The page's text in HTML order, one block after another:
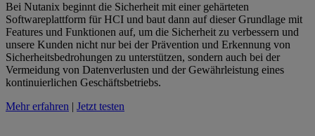
Bei Nutanix beginnt die Sicherheit mit einer gehärteten
Softwareplattform für HCI und baut dann auf dieser Grundlage mit
Features und Funktionen auf, um die Sicherheit zu verbessern und
unsere Kunden nicht nur bei der Prävention und Erkennung von
Sicherheitsbedrohungen zu unterstützen, sondern auch bei der
Vermeidung von Datenverlusten und der Gewährleistung eines
kontinuierlichen Geschäftsbetriebs.
Mehr erfahren | Jetzt testen